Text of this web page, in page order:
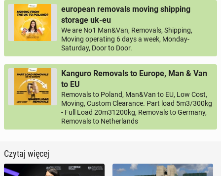
european removals moving shipping
storage uk-eu
We are No1 Man&Van, Removals, Shipping,
Moving operating 6 days a week, Monday-
Saturday, Door to Door.
Kanguro Removals to Europe, Man & Van
to EU
Removals to Poland, Man&Van to EU, Low Cost,
Moving, Custom Clearance. Part load 5m3/300kg
- Full Load 20m31200kg, Removals to Germany,
Removals to Netherlands
Czytaj więcej